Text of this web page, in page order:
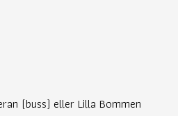
(buss) eller Lilla Bommen